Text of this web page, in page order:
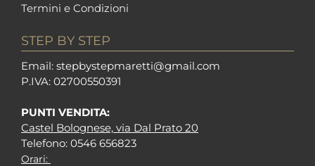
Termini e Condizioni
STEP BY STEP
Email: stepbystepmaretti@gmail.com
P.IVA: 02700550391
PUNTI VENDITA:
Castel Bolognese, via Dal Prato 20
Telefono: 0546 656823
Orari: